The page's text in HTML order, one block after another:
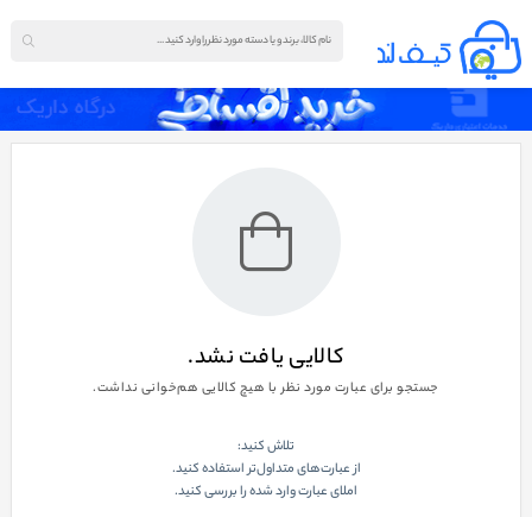
کالایی یافت نشد.
جستجو برای عبارت مورد نظر با هیچ کالایی هم‌خوانی نداشت.
تلاش کنید:
از عبارت‌های متداول‌تر استفاده کنید.
املای عبارت وارد شده را بررسی کنید.